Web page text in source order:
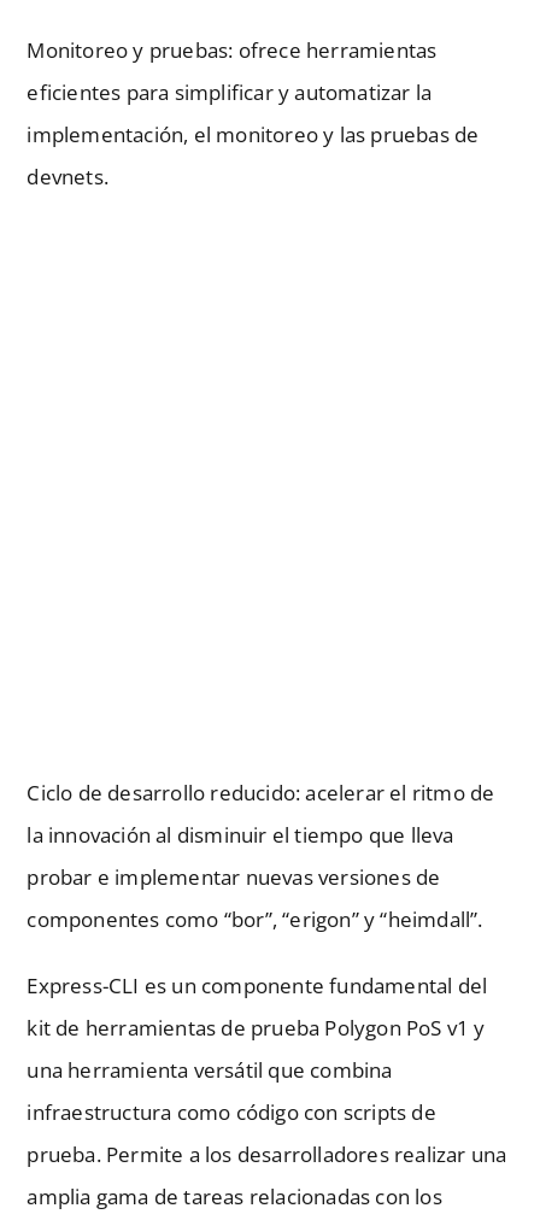
Monitoreo y pruebas: ofrece herramientas
eficientes para simplificar y automatizar la
implementación, el monitoreo y las pruebas de
devnets.
Ciclo de desarrollo reducido: acelerar el ritmo de
la innovación al disminuir el tiempo que lleva
probar e implementar nuevas versiones de
componentes como “bor”, “erigon” y “heimdall”.
Express-CLI es un componente fundamental del
kit de herramientas de prueba Polygon PoS v1 y
una herramienta versátil que combina
infraestructura como código con scripts de
prueba. Permite a los desarrolladores realizar una
amplia gama de tareas relacionadas con los